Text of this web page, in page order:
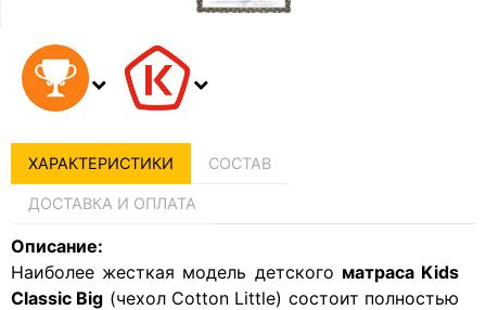
ХАРАКТЕРИСТИКИ СОСТАВ
ДОСТАВКА И ОПЛАТА
Описание:
Наиболее жесткая модель детского матраса Kids
Classic Big (чехол Cotton Little) состоит полностью